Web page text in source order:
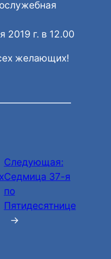
2019 г. в 12.00
желающих!
Следующая:
Седмица 37-я
по
Пятидесятнице
→